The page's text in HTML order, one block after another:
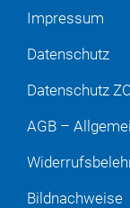
Impressum
Datenschutz
Datenschutz
AGB –
Bildnachweise